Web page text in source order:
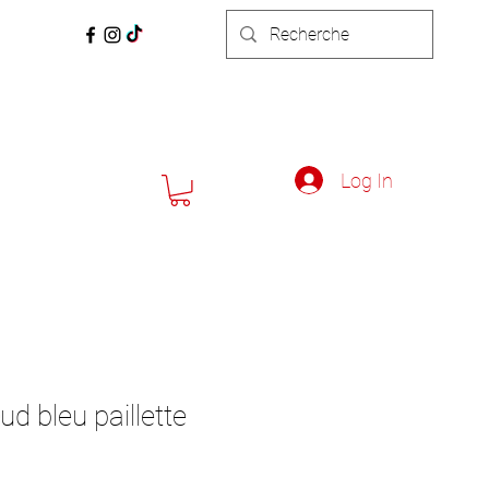
Log In
bleu paillette